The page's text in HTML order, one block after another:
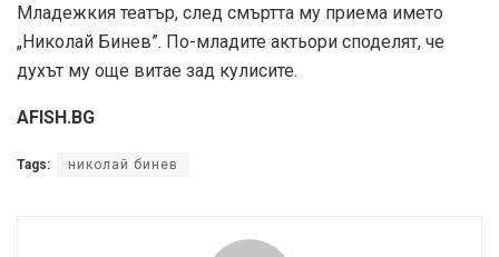
Младежкия театър, след смъртта му приема името
„Николай Бинев”. По-младите актьори споделят, че
духът му още витае зад кулисите.
AFISH.BG
Tags: николай бинев